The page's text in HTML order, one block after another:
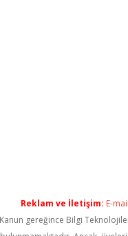
Reklam ve İletişim: E-
Kanun gereğince Bilgi